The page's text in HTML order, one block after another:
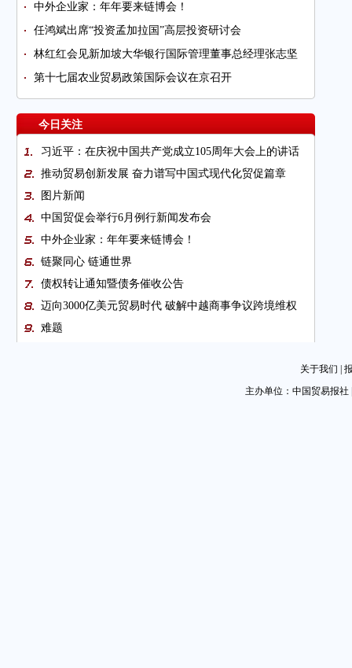
中外企业家：年年要来链博会！
任鸿斌出席“投资孟加拉国”高层投资研讨会
林红红会见新加坡大华银行国际管理董事总经理张志坚
第十七届农业贸易政策国际会议在京召开
今日关注
习近平：在庆祝中国共产党成立105周年大会上的讲话
推动贸易创新发展 奋力谱写中国式现代化贸促篇章
图片新闻
中国贸促会举行6月例行新闻发布会
中外企业家：年年要来链博会！
链聚同心 链通世界
债权转让通知暨债务催收公告
迈向3000亿美元贸易时代 破解中越商事争议跨境维权
难题
第四届链博会参展单位与4.3万家上中下游企业建立联
关于我们
主办单位：中国贸易报